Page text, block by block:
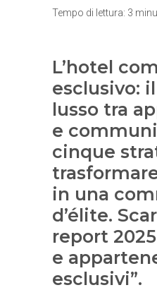
Tempo di lettura: 3
L’hotel
esclusivo:
lusso tra
e
cinque
in una
d’élite.
report
e
esclusivi”.